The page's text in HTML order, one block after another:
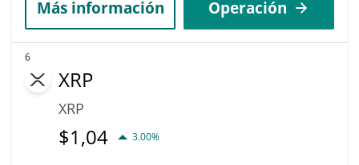
Más información Operación
6
XRP
XRP
$1,04 3.00%